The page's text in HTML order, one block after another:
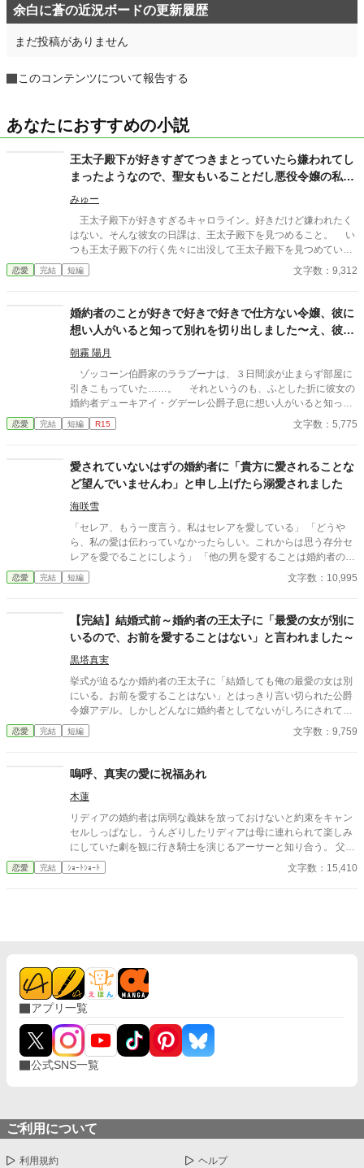
余白に蒼の近況ボードの更新履歴
まだ投稿がありません
このコンテンツについて報告する
あなたにおすすめの小説
王太子殿下が好きすぎてつきまとっていたら嫌われてし
まったようなので、聖女もいることだし悪役令嬢の私は
退散することにしました。
みゅー
王太子殿下が好きすぎるキャロライン。好きだけど嫌われたく
はない。そんな彼女の日課は、王太子殿下を見つめること。 い
つも王太子殿下の行く先々に出没して王太子殿下を見つめていた
が、ついにそんな生活が終わるときが来る。 聖女が現れたの
だ。そして、さらにショックなことに、自分が乙女ゲームの世界
殿下に嫌われたくはないキャロラインは、王太子殿下の前から姿
を消すことにした。そんなお話です。 ちょっと切ないお話で
す。
恋愛 完結 短編 文字数：9,312
婚約者のことが好きで好きで好きで仕方ない令嬢、彼に
想い人がいると知って別れを切り出しました〜え、彼が
本当に好きだったのは私なんですか！？〜
朝霧 陽月
ゾッコーン伯爵家のララブーナは、３日間涙が止まらず部屋に
引きこもっていた……。 それというのも、ふとした折に彼女の
婚約者デューキアイ・グデーレ公爵子息に想い人がいると知って
しまったからだ。 ※内容はタイトル通りです、基本ヤベェ登場人
物しかいません。 ※他サイトにも、同作者ほぼ同タイトルで投稿
恋愛 完結 短編 R15 文字数：5,775
愛されていないはずの婚約者に「貴方に愛されることな
ど望んでいませんわ」と申し上げたら溺愛されました
海咲雪
「セレア、もう一度言う。私はセレアを愛している」 「どうや
ら、私の愛は伝わっていなかったらしい。これからは思う存分セ
レアを愛でることにしよう」 「他の男を愛することは婚約者の私
が一切認めない。君が愛を注いでいいのも愛を注がれていいのも
私だけだ」 貴方が愛しているのはあの男爵令嬢でしょう・・・？
ルロット・・・伯爵令嬢。ノア・ヴィアーズの婚約者。ノアのこ
とを建前ではなく本当に愛している。 × ノア・ヴィアー
ズ・・・王族。セレア・シャルロットの婚約者。 リア・セルナー
ド・・・男爵令嬢。ノア・ヴィアーズと恋仲であると噂が立って
いる。 アレン・シールベルト・・・伯爵家の一人息子。セレアと
は幼い頃から仲が良い友達。実はセレアのことを・・・？
恋愛 完結 短編 文字数：10,995
【完結】結婚式前～婚約者の王太子に「最愛の女が別に
いるので、お前を愛することはない」と言われました～
黒塔真実
挙式が迫るなか婚約者の王太子に「結婚しても俺の最愛の女は別
にいる。お前を愛することはない」とはっきり言い切られた公爵
令嬢アデル。しかしどんなに婚約者としてないがしろにされても
女性としての誇りを傷つけられても彼女は平気だった。なぜなら
大切な「心の拠り所」があるから……。しかし、王立学園の卒業
を受けるのだった―― ※神視点。■なろうにも別タイトルで重
複投稿←【ジャンル日間4位】。
恋愛 完結 短編 文字数：9,759
嗚呼、真実の愛に祝福あれ
木蓮
リディアの婚約者は病弱な義妹を放っておけないと約束をキャン
セルしっぱなし。うんざりしたリディアは母に連れられて楽しみ
にしていた劇を観に行き騎士を演じるアーサーと知り合う。 父か
ら条件付きで婚約者との婚約解消の許可をもらったリディアはせ
っせと劇を観にいってアーサーと仲良くなる。 しかし、婚約者が
恋愛 完結 ｼｮｰﾄｼｮｰﾄ 文字数：15,410
アプリ一覧
公式SNS一覧
ご利用について
利用規約 ヘルプ